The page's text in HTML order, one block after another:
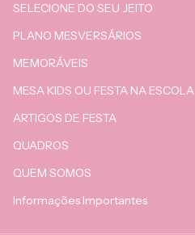
SELECIONE DO SEU JEITO
PLANO MESVERSÁRIOS
MEMORÁVEIS
MESA KIDS OU FESTA NA ESCOLA
ARTIGOS DE FESTA
QUADROS
QUEM SOMOS
Informações Importantes